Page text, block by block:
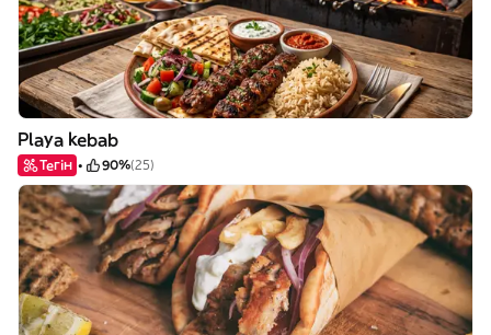
Playa kebab
Тегін 90%(25)